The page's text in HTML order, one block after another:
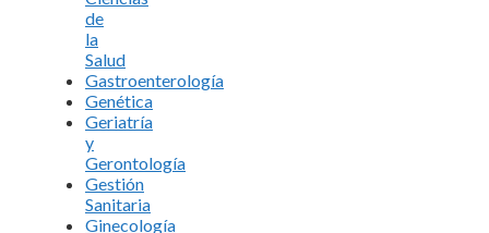
de
la
Salud
Gastroenterología
Genética
Geriatría
y
Gerontología
Gestión
Sanitaria
Ginecología